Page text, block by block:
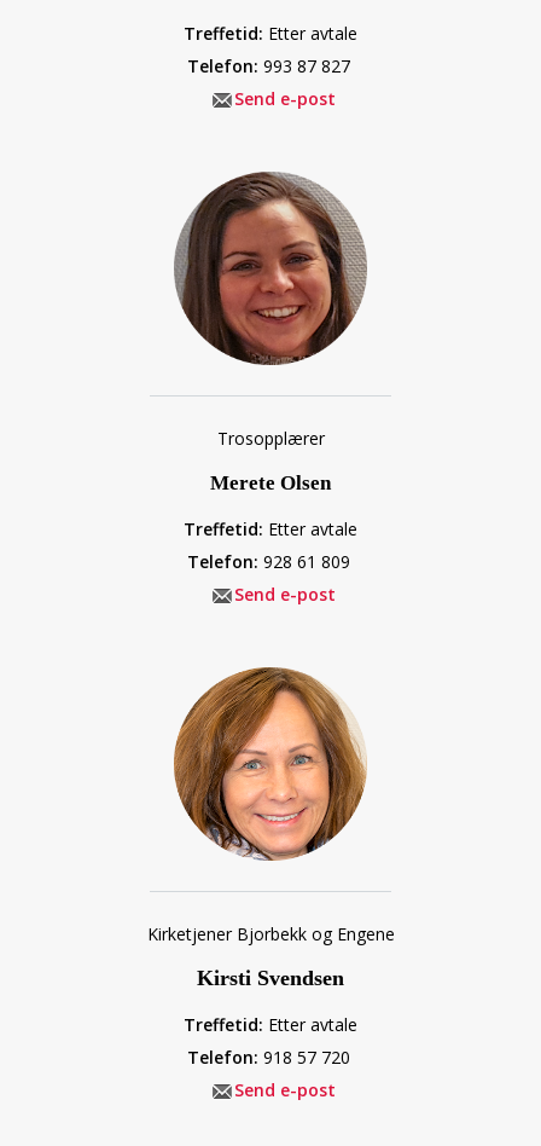
Treffetid: Etter avtale
Telefon: 993 87 827
Send e-post
Trosopplærer
Merete Olsen
Treffetid: Etter avtale
Telefon: 928 61 809
Send e-post
Kirketjener Bjorbekk og Engene
Kirsti Svendsen
Treffetid: Etter avtale
Telefon: 918 57 720
Send e-post